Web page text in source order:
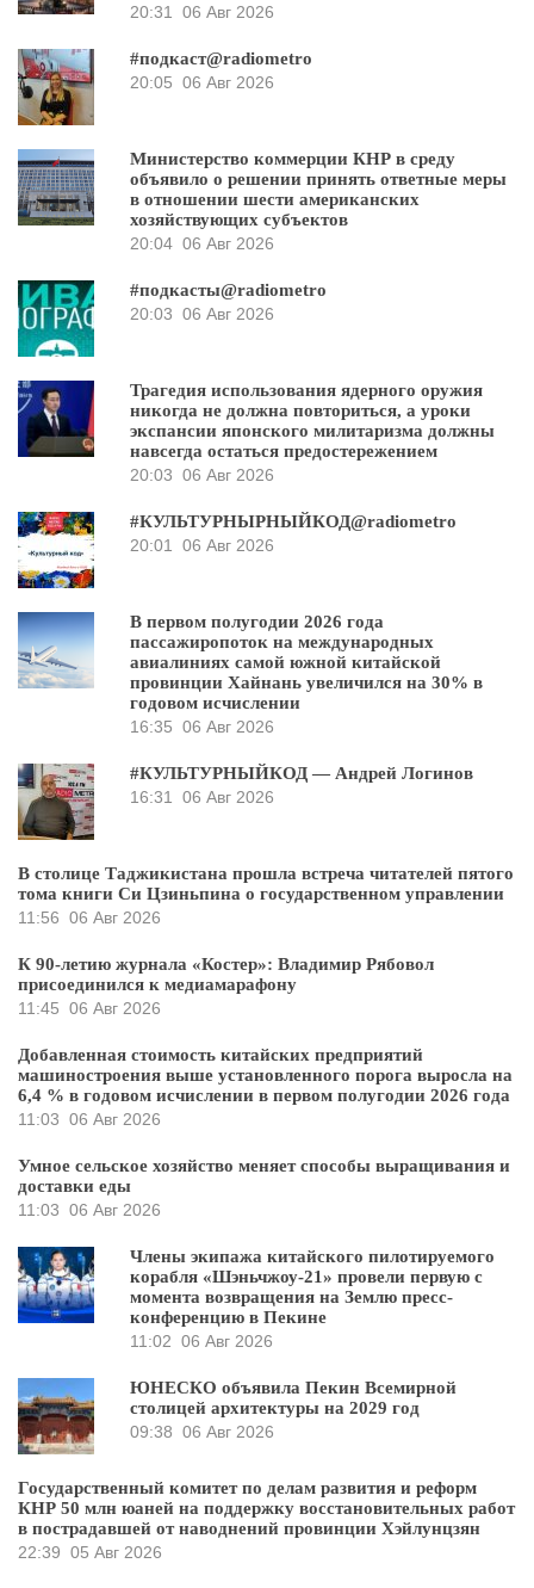
20:31
06 Авг 2026
#подкаст@radiometro
20:05 06 Авг 2026
Министерство коммерции КНР в среду
объявило о решении принять ответные меры
в отношении шести американских
хозяйствующих субъектов
20:04 06 Авг 2026
#подкасты@radiometro
20:03 06 Авг 2026
Трагедия использования ядерного оружия
никогда не должна повториться, а уроки
экспансии японского милитаризма должны
навсегда остаться предостережением
20:03 06 Авг 2026
#КУЛЬТУРНЫРНЫЙКОД@radiometro
20:01
06 Авг 2026
В первом полугодии 2026 года
пассажиропоток на международных
авиалиниях самой южной китайской
провинции Хайнань увеличился на 30% в
годовом исчислении
16:35 06 Авг 2026
#КУЛЬТУРНЫЙКОД — Андрей Логинов
16:31
06 Авг 2026
В столице Таджикистана прошла встреча читателей пятого
тома книги Си Цзиньпина о государственном управлении
11:56 06 Авг 2026
К 90-летию журнала «Костер»: Владимир Рябовол
присоединился к медиамарафону
11:45 06 Авг 2026
Добавленная стоимость китайских предприятий
машиностроения выше установленного порога выросла на
6,4 % в годовом исчислении в первом полугодии 2026 года
11:03 06 Авг 2026
Умное сельское хозяйство меняет способы выращивания и
доставки еды
11:03 06 Авг 2026
Члены экипажа китайского пилотируемого
корабля «Шэньчжоу-21» провели первую с
момента возвращения на Землю пресс-
конференцию в Пекине
11:02 06 Авг 2026
ЮНЕСКО объявила Пекин Всемирной
столицей архитектуры на 2029 год
09:38 06 Авг 2026
Государственный комитет по делам развития и реформ
КНР 50 млн юаней на поддержку восстановительных работ
в пострадавшей от наводнений провинции Хэйлунцзян
22:39 05 Авг 2026